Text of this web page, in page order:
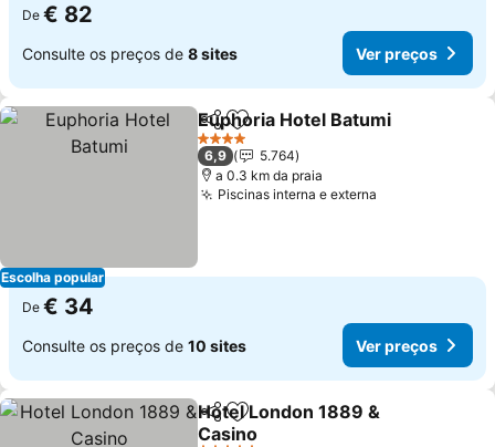
De € 82
Consulte os preços de 8 sites Ver preços
Escolha popular
PartilharAdicionar aos favoritos
Euphoria Hotel Batumi
4 Estrelas
6,9
5.764
a 0.3 km da praia
Piscinas interna e externa
De € 34
Consulte os preços de 10 sites Ver preços
PartilharAdicionar aos favoritos
Hotel London 1889 &
Casino